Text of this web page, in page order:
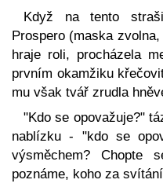
Když na tento
Prospero (maska
hraje roli, procházela
prvním okamžiku
mu však tvář zrudla
"Kdo se opovažuje?"
nablízku - "kdo se
výsměchem?
poznáme, koho za